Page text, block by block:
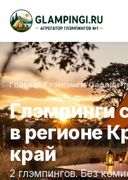
Главная/Глэмпинги/Сафари-
Глэмпинги
в регионе
край
2 глэмпингов. Без